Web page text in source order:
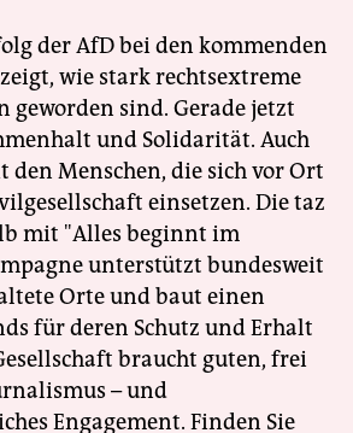
der AfD bei den kommenden
wie stark rechtsextreme
geworden sind. Gerade jetzt
und Solidarität. Auch
Menschen, die sich vor Ort
einsetzen. Die taz
mit "Alles beginnt im
unterstützt bundesweit
Orte und baut einen
für deren Schutz und Erhalt
braucht guten, frei
– und
Engagement. Finden Sie